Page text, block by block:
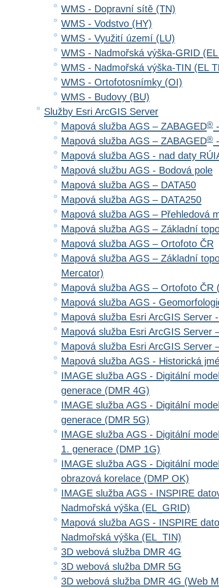
WMS - Dopravní sítě (TN)
WMS - Vodstvo (HY)
WMS - Využití území (LU)
WMS - Nadmořská výška-GRID
WMS - Nadmořská výška-TIN (EL
WMS - Ortofotosnímky (OI)
WMS - Budovy (BU)
Služby Esri ArcGIS Server
Mapová služba AGS – ZABAGED®
Mapová služba AGS – ZABAGED®
Mapová služba AGS - nad daty
Mapová službu AGS - Bodová pole
Mapová služba AGS – DATA50
Mapová služba AGS – DATA250
Mapová služba AGS – Přehledová
Mapová služba AGS – Základní
Mapová služba AGS – Ortofoto ČR
Mapová služba AGS – Základní
Mercator)
Mapová služba AGS – Ortofoto ČR
Mapová služba AGS -
Mapová služba Esri ArcGIS Server
Mapová služba Esri ArcGIS Server
Mapová služba Esri ArcGIS Server
Mapová služba AGS - Historická
IMAGE služba AGS - Digitální
generace (DMR 4G)
IMAGE služba AGS - Digitální
generace (DMR 5G)
IMAGE služba AGS - Digitální
1. generace (DMP 1G)
IMAGE služba AGS - Digitální
obrazová korelace (DMP OK)
IMAGE služba AGS - INSPIRE
Nadmořská výška (EL_GRID)
Mapová služba AGS - INSPIRE
Nadmořská výška (EL_TIN)
3D webová služba DMR 4G
3D webová služba DMR 5G
3D webová služba DMR 4G (Web